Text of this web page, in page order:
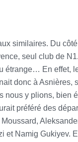
similaires. Du
seul club de
étrange… En effet,
donc à Asnières,
nous y plions, bien
préféré des
et Namig Gukiyev.